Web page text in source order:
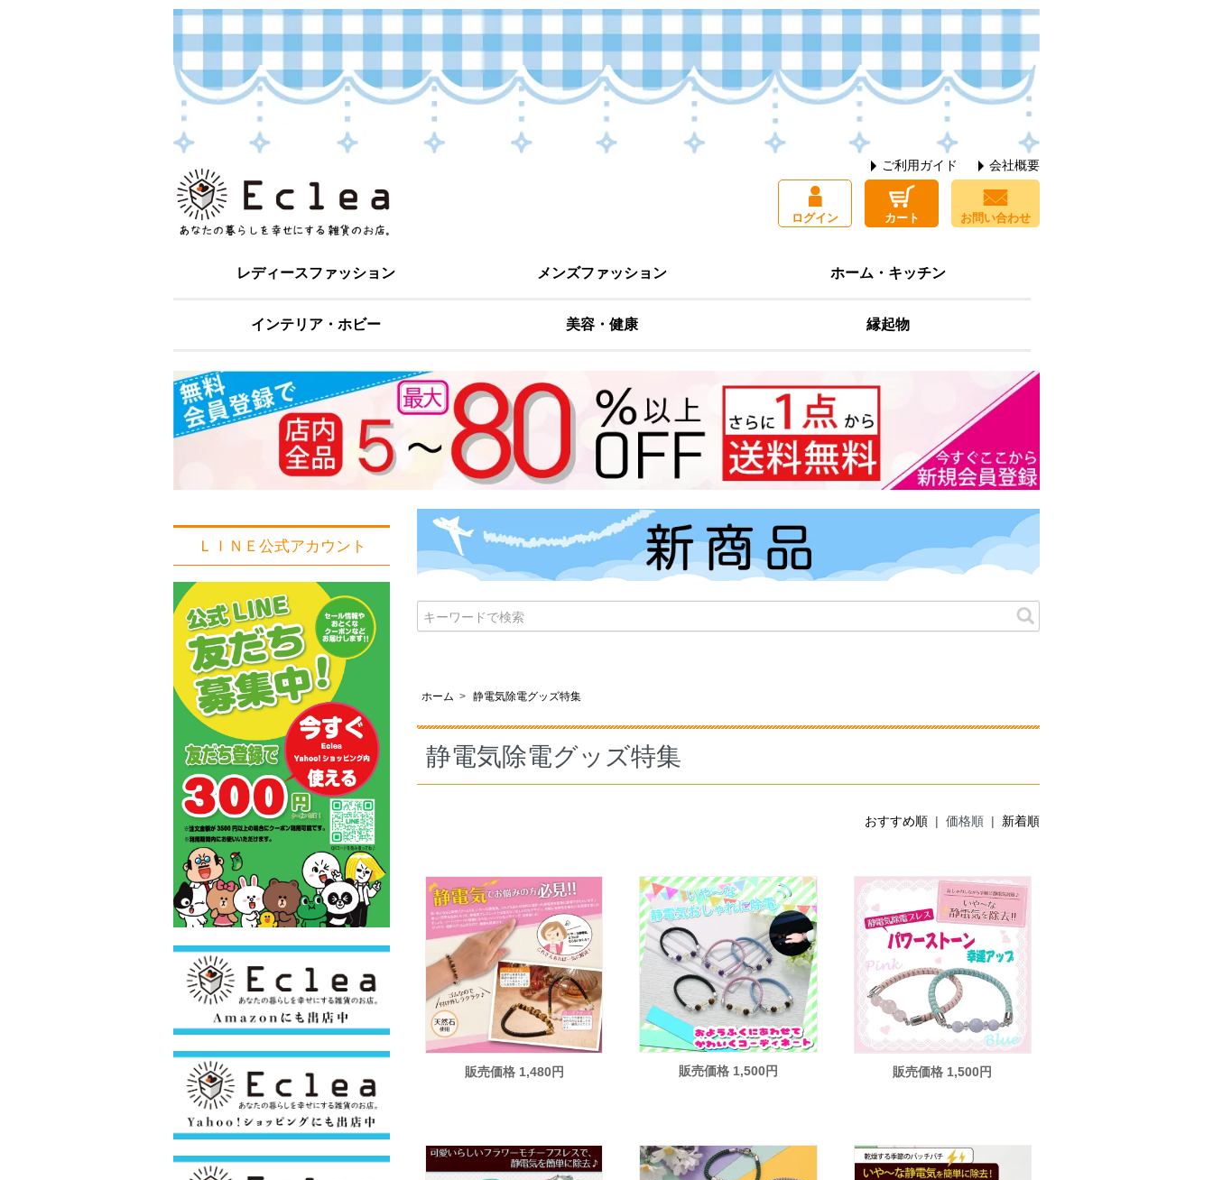
ご利用ガイド 会社概要
ログイン カート お問い合わせ
レディースファッション メンズファッション ホーム・キッチン
インテリア・ホビー 美容・健康 縁起物
ホーム > 静電気除電グッズ特集
静電気除電グッズ特集
おすすめ順 | 価格順 | 新着順
販売価格 1,480円 販売価格 1,500円 販売価格 1,500円
ＬＩＮＥ公式アカウント